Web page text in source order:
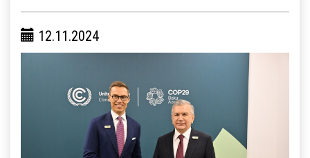
12.11.2024